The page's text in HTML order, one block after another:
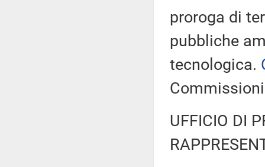
proroga di
pubbliche
tecnologica.
UFFICIO DI